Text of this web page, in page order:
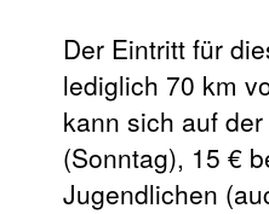
Der Eintritt für
lediglich 70 km
kann sich auf
(Sonntag), 15 €
Jugendlichen